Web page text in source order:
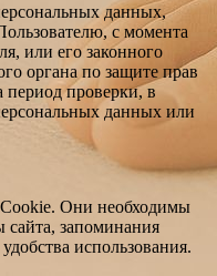
данных,
с момента
или его законного
органа по защите прав
период проверки, в
данных или
Они необходимы
сайта, запоминания
использования.